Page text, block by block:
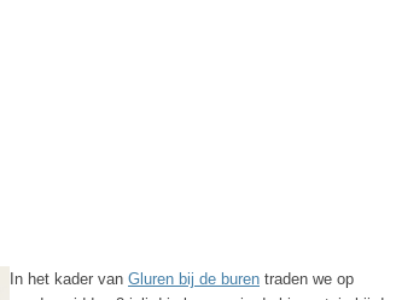
In het kader van Gluren bij de buren traden we op